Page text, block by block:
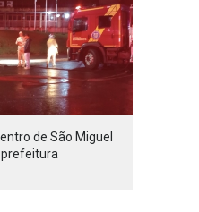
de São Miguel
prefeitura